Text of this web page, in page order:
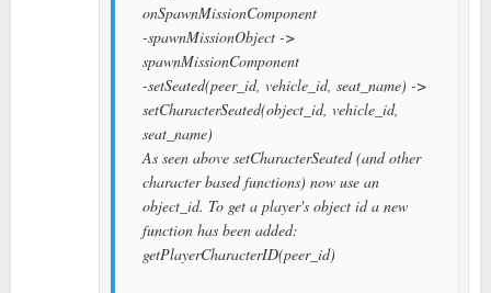
onSpawnMissionComponent
-spawnMissionObject ->
spawnMissionComponent
-setSeated(peer_id, vehicle_id, seat_name) ->
setCharacterSeated(object_id, vehicle_id,
seat_name)
As seen above setCharacterSeated (and other
character based functions) now use an
object_id. To get a player's object id a new
function has been added:
getPlayerCharacterID(peer_id)